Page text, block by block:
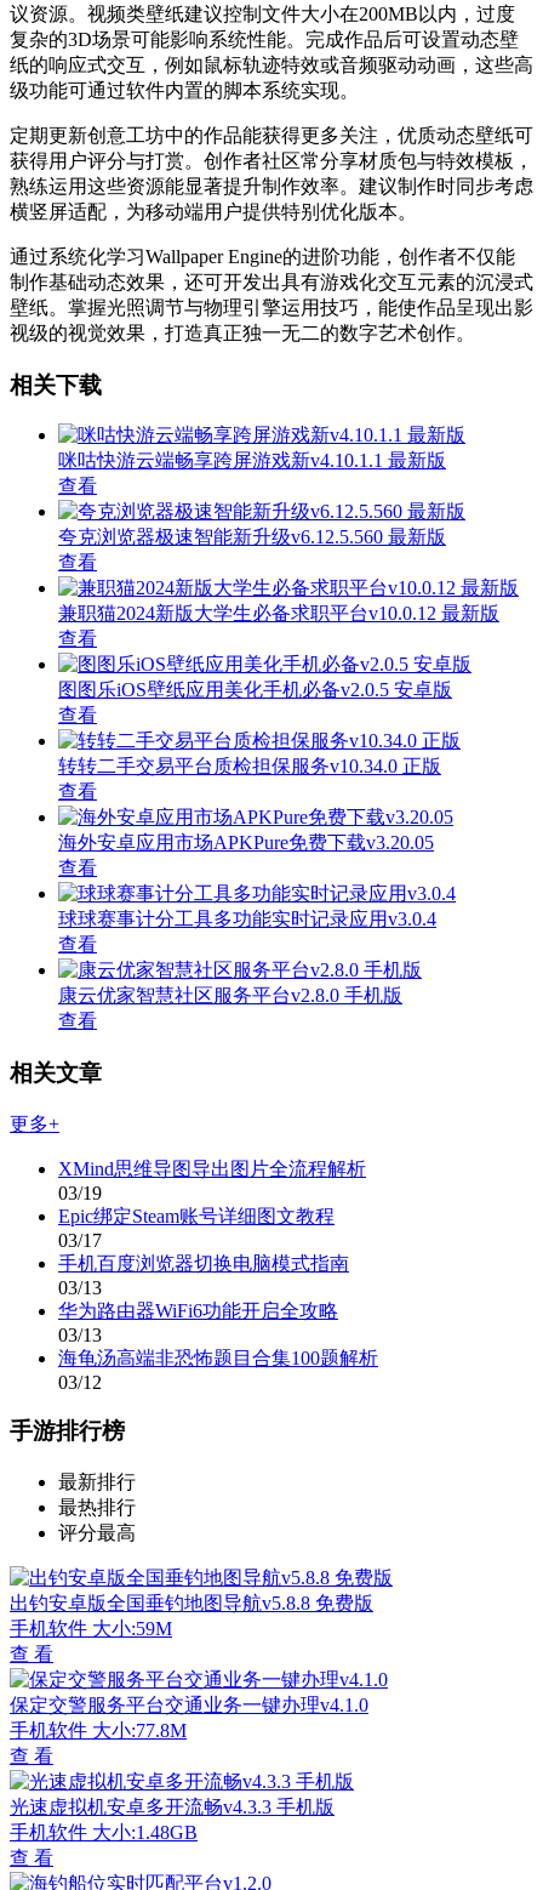
议资源。视频类壁纸建议控制文件大小在200MB以内，过度
复杂的3D场景可能影响系统性能。完成作品后可设置动态壁
纸的响应式交互，例如鼠标轨迹特效或音频驱动动画，这些高
级功能可通过软件内置的脚本系统实现。
定期更新创意工坊中的作品能获得更多关注，优质动态壁纸可
获得用户评分与打赏。创作者社区常分享材质包与特效模板，
熟练运用这些资源能显著提升制作效率。建议制作时同步考虑
横竖屏适配，为移动端用户提供特别优化版本。
通过系统化学习Wallpaper Engine的进阶功能，创作者不仅能
制作基础动态效果，还可开发出具有游戏化交互元素的沉浸式
壁纸。掌握光照调节与物理引擎运用技巧，能使作品呈现出影
视级的视觉效果，打造真正独一无二的数字艺术创作。
相关下载
咪咕快游云端畅享跨屏游戏新v4.10.1.1 最新版
查看
夸克浏览器极速智能新升级v6.12.5.560 最新版
查看
兼职猫2024新版大学生必备求职平台v10.0.12 最新版
查看
图图乐iOS壁纸应用美化手机必备v2.0.5 安卓版
查看
转转二手交易平台质检担保服务v10.34.0 正版
查看
海外安卓应用市场APKPure免费下载v3.20.05
查看
球球赛事计分工具多功能实时记录应用v3.0.4
查看
康云优家智慧社区服务平台v2.8.0 手机版
查看
相关文章
更多+
XMind思维导图导出图片全流程解析
03/19
Epic绑定Steam账号详细图文教程
03/17
手机百度浏览器切换电脑模式指南
03/13
华为路由器WiFi6功能开启全攻略
03/13
海龟汤高端非恐怖题目合集100题解析
03/12
手游排行榜
最新排行
最热排行
评分最高
出钓安卓版全国垂钓地图导航v5.8.8 免费版
手机软件 大小:59M
查 看
保定交警服务平台交通业务一键办理v4.1.0
手机软件 大小:77.8M
查 看
光速虚拟机安卓多开流畅v4.3.3 手机版
手机软件 大小:1.48GB
查 看